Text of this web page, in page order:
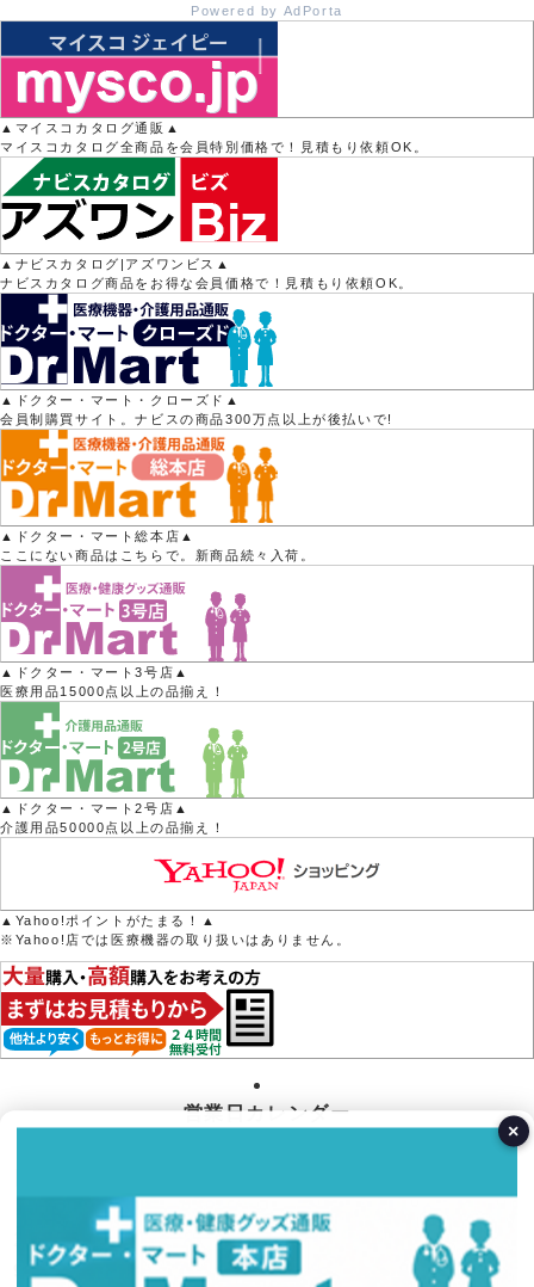
Powered by AdPorta
▲マイスコカタログ通販▲
マイスコカタログ全商品を会員特別価格で！見積もり依頼OK。
▲ナビスカタログ|アズワンビス▲
ナビスカタログ商品をお得な会員価格で！見積もり依頼OK。
▲ドクター・マート・クローズド▲
会員制購買サイト。ナビスの商品300万点以上が後払いで!
▲ドクター・マート総本店▲
ここにない商品はこちらで。新商品続々入荷。
▲ドクター・マート3号店▲
医療用品15000点以上の品揃え！
▲ドクター・マート2号店▲
介護用品50000点以上の品揃え！
▲Yahoo!ポイントがたまる！▲
※Yahoo!店では医療機器の取り扱いはありません。
営業日カレンダー
3 4 5
8
10 11 1314 15
×